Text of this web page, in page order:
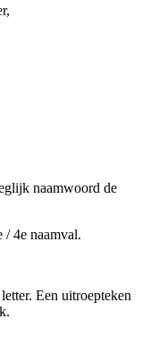
naamwoord de
/ 4e naamval.
Een uitroepteken